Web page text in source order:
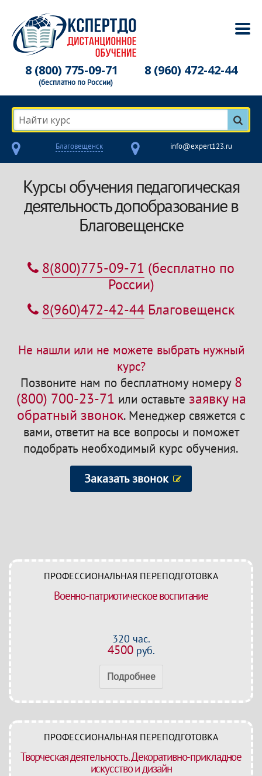
8 (800) 775-09-71
(бесплатно по России)
8 (960) 472-42-44
Найти курс
Благовещенск info@expert123.ru
Курсы обучения педагогическая
деятельность допобразование в
Благовещенске
8(800)775-09-71 (бесплатно по
России)
8(960)472-42-44 Благовещенск
Не нашли или не можете выбрать нужный
курс?
Позвоните нам по бесплатному номеру 8
(800) 700-23-71 или оставьте заявку на
обратный звонок.Менеджер свяжется с
вами, ответит на все вопросы и поможет
подобрать необходимый курс обучения.
Заказать звонок
ПРОФЕССИОНАЛЬНАЯ ПЕРЕПОДГОТОВКА
Военно-патриотическое воспитание
320 час.
4500руб.
Подробнее
ПРОФЕССИОНАЛЬНАЯ ПЕРЕПОДГОТОВКА
Творческая деятельность. Декоративно-прикладное
искусство и дизайн